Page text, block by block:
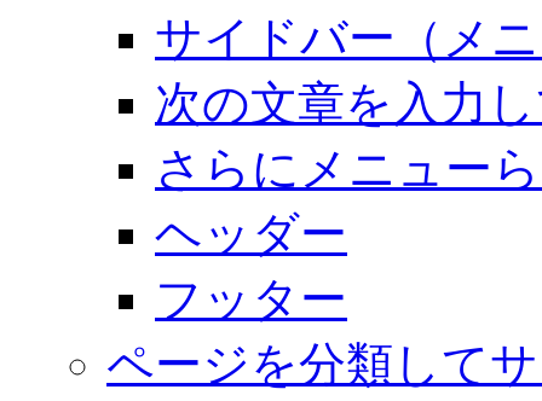
サイドバー（メ
次の文章を入力
さらにメニュー
ヘッダー
フッター
ページを分類して